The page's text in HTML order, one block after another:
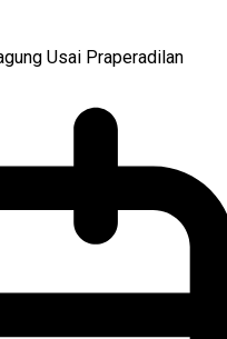
Usai Praperadilan